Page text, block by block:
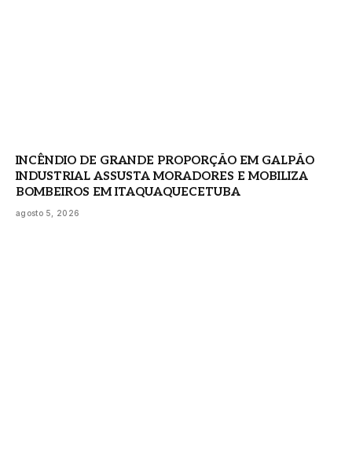
INCÊNDIO DE GRANDE PROPORÇÃO EM GALPÃO
INDUSTRIAL ASSUSTA MORADORES E MOBILIZA
BOMBEIROS EM ITAQUAQUECETUBA
agosto 5, 2026